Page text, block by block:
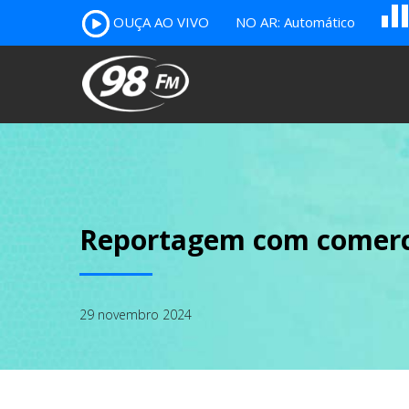
OUÇA AO VIVO NO AR: Automático A
Reportagem com
29 novembro 2024